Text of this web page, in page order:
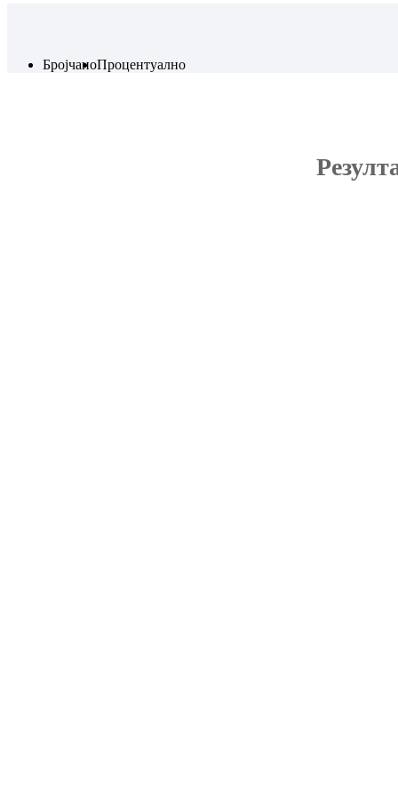
БројчаноПроцентуално